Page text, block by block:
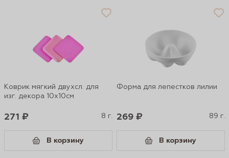
Коврик мягкий двухсл. для
изг. декора 10х10см
271 ₽ 8 г.
В корзину
Форма для лепестков лилии
269 ₽ 89 г.
В корзину